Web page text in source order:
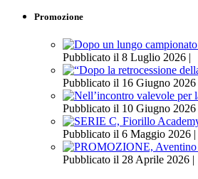
Promozione
Pubblicato il 8 Luglio 2026 |
Pubblicato il 16 Giugno 2026
Pubblicato il 10 Giugno 2026
Pubblicato il 6 Maggio 2026 |
Pubblicato il 28 Aprile 2026 |